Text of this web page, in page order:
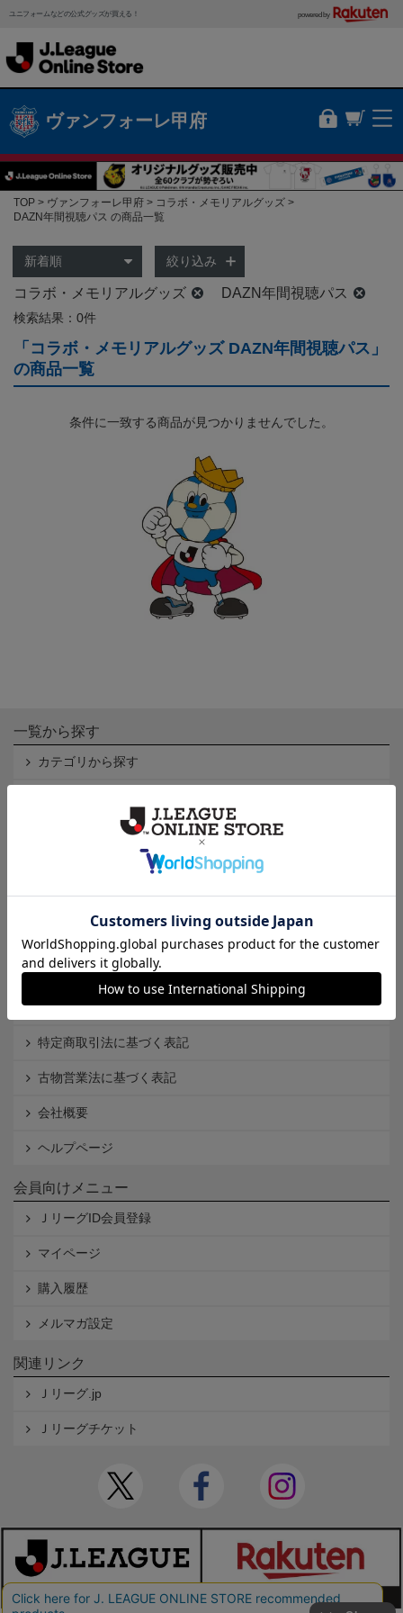
ユニフォームなどの公式グッズが買える！ powered by
ヴァンフォーレ甲府
TOP ヴァンフォーレ甲府
コラボ・メモリアルグッズ
DAZN年間視聴パス の商品一覧
絞り込み
コラボ・メモリアルグッズ DAZN年間視聴パス
検索結果：0件
「コラボ・メモリアルグッズ DAZN年間視聴パス」
の商品一覧
条件に一致する商品が見つかりませんでした。
一覧から探す
カテゴリから探す
Ｊ2
利用規約
個人情報保護方針
Cookieポリシー
特定商取引法に基づく表記
古物営業法に基づく表記
会社概要
ヘルプページ
会員向けメニュー
ＪリーグID会員登録
マイページ
購入履歴
メルマガ設定
関連リンク
Ｊリーグ.jp
Ｊリーグチケット